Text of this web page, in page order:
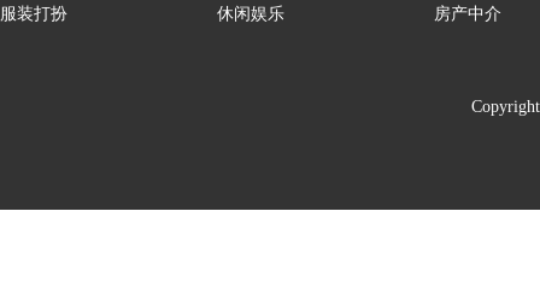
服装打扮
休闲娱乐
房产中介